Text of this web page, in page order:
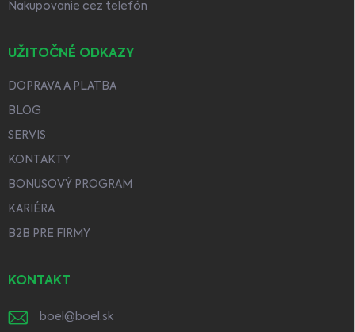
Nakupovanie cez telefón
UŽITOČNÉ ODKAZY
DOPRAVA A PLATBA
BLOG
SERVIS
KONTAKTY
BONUSOVÝ PROGRAM
KARIÉRA
B2B PRE FIRMY
KONTAKT
boel @ boel.sk